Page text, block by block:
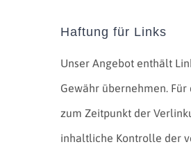
Haftung für Links
Unser Angebot enthält
Gewähr übernehmen.
zum Zeitpunkt der
inhaltliche Kontrolle der